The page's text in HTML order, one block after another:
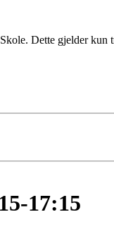
Dette gjelder kun
17:15